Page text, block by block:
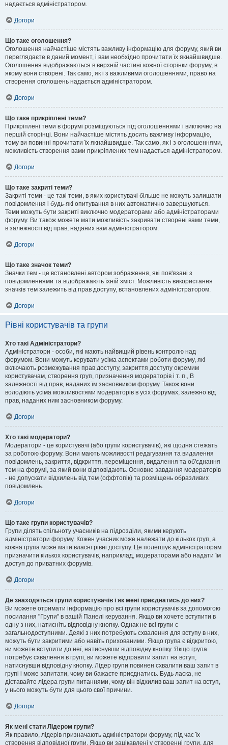
надається адміністратором.
Догори
Що таке оголошення?
Оголошення найчастіше містять важливу інформацію для форуму, який ви
переглядаєте в даний момент, і вам необхідно прочитати їх якнайшвидше.
Оголошення відображаються в верхній частині кожної сторінки форуму, в
якому вони створені. Так само, як і з важливими оголошеннями, право на
створення оголошень надається адміністратором.
Догори
Що таке прикріплені теми?
Прикріплені теми в форумі розміщуються під оголошеннями і виключно на
першій сторінці. Вони найчастіше містять досить важливу інформацію,
тому ви повинні прочитати їх якнайшвидше. Так само, як і з оголошеннями,
можливість створення вами прикріплених тем надається адміністратором.
Догори
Що таке закриті теми?
Закриті теми - це такі теми, в яких користувачі більше не можуть залишати
повідомлення і будь-які опитування в них автоматично завершуються.
Теми можуть бути закриті виключно модераторами або адміністраторами
форуму. Ви також можете мати можливість закривати створені вами теми,
в залежності від прав, наданих вам адміністратором.
Догори
Що таке значок теми?
Значки тем - це встановлені автором зображення, які пов'язані з
повідомленнями та відображають їхній зміст. Можливість використання
значків тем залежить від прав доступу, встановлених адміністратором.
Догори
Рівні користувачів та групи
Хто такі Адміністратори?
Адміністратори - особи, які мають найвищий рівень контролю над
форумом. Вони можуть керувати усіма аспектами роботи форуму, які
включають розмежування прав доступу, закриття доступу окремим
користувачам, створення груп, призначення модераторів і т. п., В
залежності від прав, наданих їм засновником форуму. Також вони
володіють усіма можливостями модераторів в усіх форумах, залежно від
прав, наданих ним засновником форуму.
Догори
Хто такі модератори?
Модератори - це користувачі (або групи користувачів), які щодня стежать
за роботою форуму. Вони мають можливості редагування та видалення
повідомлень, закриття, відкриття, переміщення, видалення та об'єднання
тем на форумі, за який вони відповідають. Основне завдання модераторів
- не допускати відхилень від тем (оффтопік) та розміщень образливих
повідомлень.
Догори
Що таке групи користувачів?
Групи ділять спільноту учасників на підрозділи, якими керують
адміністратори форуму. Кожен учасник може належати до кількох груп, а
кожна група може мати власні рівні доступу. Це полегшує адміністраторам
призначити кількох користувачів, наприклад, модераторами або надати їм
доступ до приватних форумів.
Догори
Де знаходяться групи користувачів і як мені приєднатись до них?
Ви можете отримати інформацію про всі групи користувачів за допомогою
посилання "Групи" в вашій Панелі керування. Якщо ви хочете вступити в
одну з них, натисніть відповідну кнопку. Однак не всі групи є
загальнодоступними. Деякі з них потребують схвалення для вступу в них,
можуть бути закритими або навіть прихованими. Якщо група є відкритою,
ви можете вступити до неї, натиснувши відповідну кнопку. Якщо група
потребує схвалення в групі, ви можете відправити запит на вступ,
натиснувши відповідну кнопку. Лідер групи повинен схвалити ваш запит в
групі і може запитати, чому ви бажаєте приєднатись. Будь ласка, не
діставайте лідера групи питаннями, чому він відхилив ваш запит на вступ,
у нього можуть бути для цього свої причини.
Догори
Як мені стати Лідером групи?
Як правило, лідерів призначають адміністратори форуму, під час їх
створення відповідної групи. Якщо ви зацікавлені у створенні групи, для